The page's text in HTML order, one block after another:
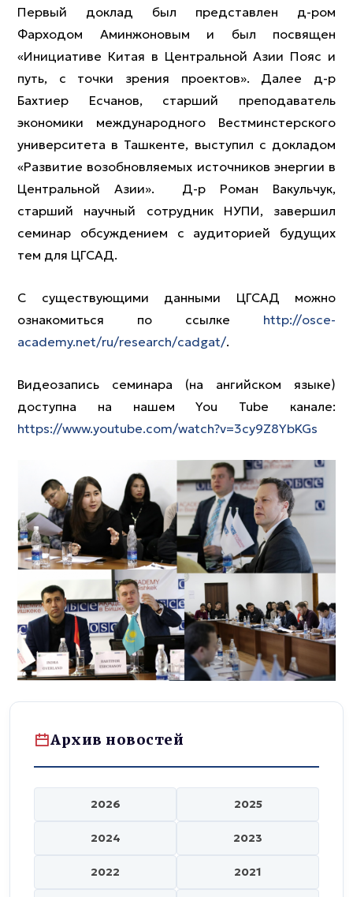
Первый доклад был представлен д-ром
Фарходом Аминжоновым и был посвящен
«Инициативе Китая в Центральной Азии Пояс и
путь, с точки зрения проектов». Далее д-р
Бахтиер Есчанов, старший преподаватель
экономики международного Вестминстерского
университета в Ташкенте, выступил с докладом
«Развитие возобновляемых источников энергии в
Центральной Азии». Д-р Роман Вакульчук,
старший научный сотрудник НУПИ, завершил
семинар обсуждением с аудиторией будущих
тем для ЦГСАД.
С существующими данными ЦГСАД можно
ознакомиться по ссылке http://osce-
academy.net/ru/research/cadgat/.
Видеозапись семинара (на ангийском языке)
доступна на нашем You Tube канале:
https://www.youtube.com/watch?v=3cy9Z8YbKGs
Архив новостей
2026 2025
2024 2023
2022 2021